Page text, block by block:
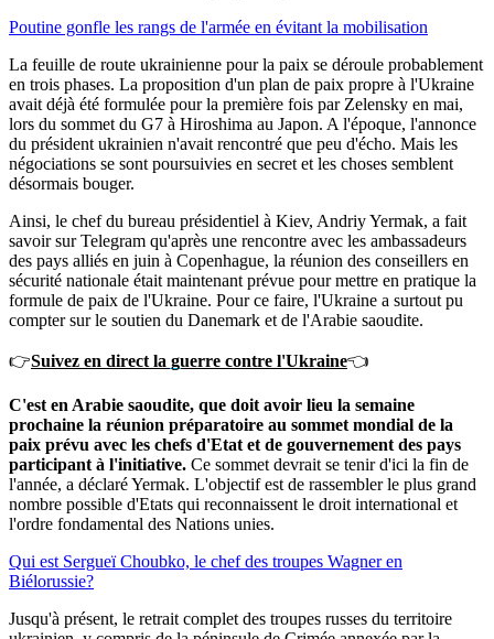
Poutine gonfle les rangs de l'armée en évitant la mobilisation
La feuille de route ukrainienne pour la paix se déroule probablement
en trois phases. La proposition d'un plan de paix propre à l'Ukraine
avait déjà été formulée pour la première fois par Zelensky en mai,
lors du sommet du G7 à Hiroshima au Japon. A l'époque, l'annonce
du président ukrainien n'avait rencontré que peu d'écho. Mais les
négociations se sont poursuivies en secret et les choses semblent
désormais bouger.
Ainsi, le chef du bureau présidentiel à Kiev, Andriy Yermak, a fait
savoir sur Telegram qu'après une rencontre avec les ambassadeurs
des pays alliés en juin à Copenhague, la réunion des conseillers en
sécurité nationale était maintenant prévue pour mettre en pratique la
formule de paix de l'Ukraine. Pour ce faire, l'Ukraine a surtout pu
compter sur le soutien du Danemark et de l'Arabie saoudite.
👉Suivez en direct la guerre contre l'Ukraine👈
C'est en Arabie saoudite, que doit avoir lieu la semaine
prochaine la réunion préparatoire au sommet mondial de la
paix prévu avec les chefs d'Etat et de gouvernement des pays
participant à l'initiative. Ce sommet devrait se tenir d'ici la fin de
l'année, a déclaré Yermak. L'objectif est de rassembler le plus grand
nombre possible d'Etats qui reconnaissent le droit international et
l'ordre fondamental des Nations unies.
Qui est Sergueï Choubko, le chef des troupes Wagner en
Biélorussie?
Jusqu'à présent, le retrait complet des troupes russes du territoire